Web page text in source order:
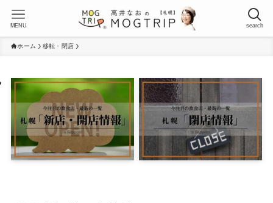
search
MENU
ホーム 移転・閉店